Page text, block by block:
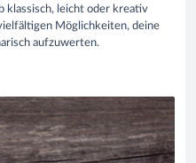
klassisch, leicht oder kreativ
Möglichkeiten, deine
aufzuwerten.